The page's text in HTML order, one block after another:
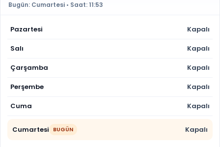
Bugün: Cumartesi • Saat:11:53
Pazartesi Kapalı
Salı Kapalı
Çarşamba Kapalı
Perşembe Kapalı
Cuma Kapalı
Cumartesi BUGÜN Kapalı